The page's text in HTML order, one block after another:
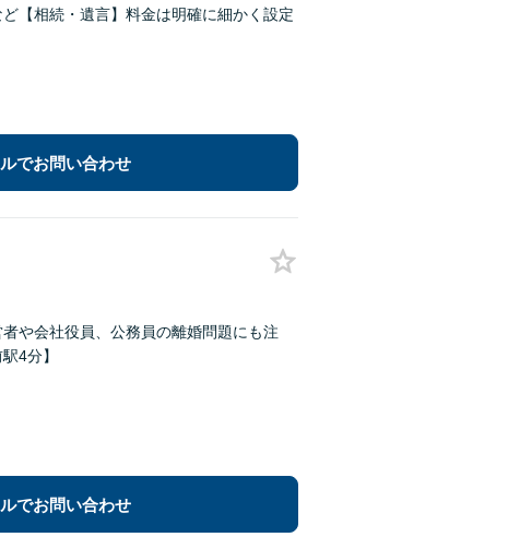
【相続・遺言】料金は明確に細かく設定
でお問い合わせ
や会社役員、公務員の離婚問題にも注
4分】
でお問い合わせ